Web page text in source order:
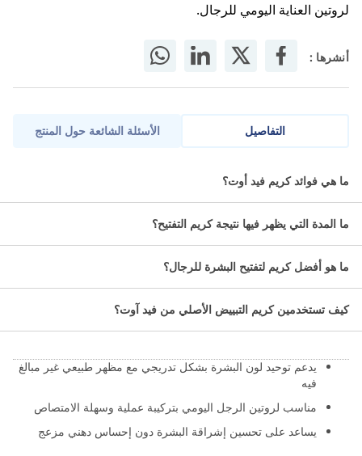
لروتين العناية اليومي للرجال.
أنشرها :
التفاصيل
هو كريم مُبتكر لتفتيح البشرة خالِ من الكورتيزون يحتوي على العديد من
هل تبحث عن تفتيح مخصص للرجال
يحسن مظهر بشرتك بثقة؟
فيد أوت كريم تفتيح للرجال 50 مل مصمم لمساعدة الرجال على
يدعم توحيد لون البشرة بشكل تدريجي مع مظهر طبيعي غير مبالغ
فيه
مناسب لروتين الرجل اليومي بتركيبة عملية وسهلة الامتصاص
يساعد على تحسين إشراقة البشرة دون إحساس دهني مزعج
الأسئلة الشائعة حول المنتج
ما هي فوائد كريم فيد أوت؟
ما المدة التي يظهر فيها نتيجة كريم التفتيح؟
ما هو أفضل كريم لتفتيح البشرة للرجال؟
كيف تستخدمين كريم التبييض الأصلي من فيد آوت؟